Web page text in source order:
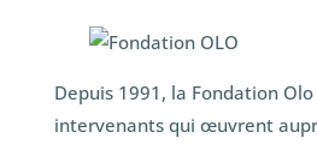
Depuis 1991, la Fondation
intervenants qui œuvrent